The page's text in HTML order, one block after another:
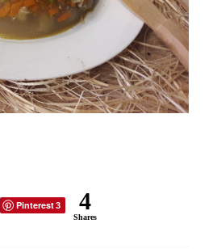
Pinterest3 4
Shares